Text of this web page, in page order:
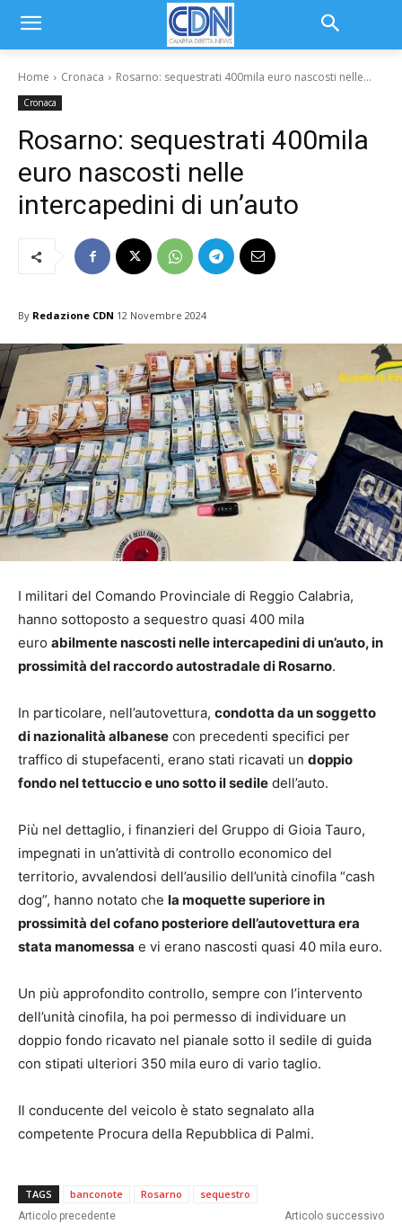
Home Cronaca Rosarno: sequestrati 400mila euro nascosti nelle...
Cronaca
Rosarno: sequestrati 400mila
euro nascosti nelle
intercapedini di un’auto
By Redazione CDN 12 Novembre 2024
I militari del Comando Provinciale di Reggio Calabria,
hanno sottoposto a sequestro quasi 400 mila
euro abilmente nascosti nelle intercapedini di un’auto, in
prossimità del raccordo autostradale di Rosarno.
In particolare, nell’autovettura, condotta da un soggetto
di nazionalità albanese con precedenti specifici per
traffico di stupefacenti, erano stati ricavati un doppio
fondo nel tettuccio e uno sotto il sedile dell’auto.
Più nel dettaglio, i finanzieri del Gruppo di Gioia Tauro,
impegnati in un’attività di controllo economico del
territorio, avvalendosi dell’ausilio dell’unità cinofila “cash
dog”, hanno notato che la moquette superiore in
prossimità del cofano posteriore dell’autovettura era
stata manomessa e vi erano nascosti quasi 40 mila euro.
Un più approfondito controllo, sempre con l’intervento
dell’unità cinofila, ha poi permesso di individuare un
doppio fondo ricavato nel pianale sotto il sedile di guida
con stipati ulteriori 350 mila euro di vario taglio.
Il conducente del veicolo è stato segnalato alla
competente Procura della Repubblica di Palmi.
TAGS banconote Rosarno sequestro
Articolo precedente Articolo successivo